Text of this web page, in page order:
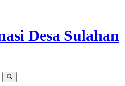
Desa Sulahan